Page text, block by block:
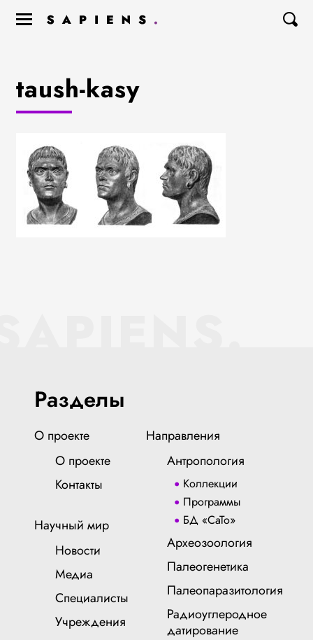
taush-kasy
Разделы
О проекте
О проекте
Контакты
Научный мир
Новости
Медиа
Специалисты
Учреждения
Направления
Антропология
Коллекции
Программы
БД «СаТо»
Археозоология
Палеогенетика
Палеопаразитология
Радиоуглеродное
датирование